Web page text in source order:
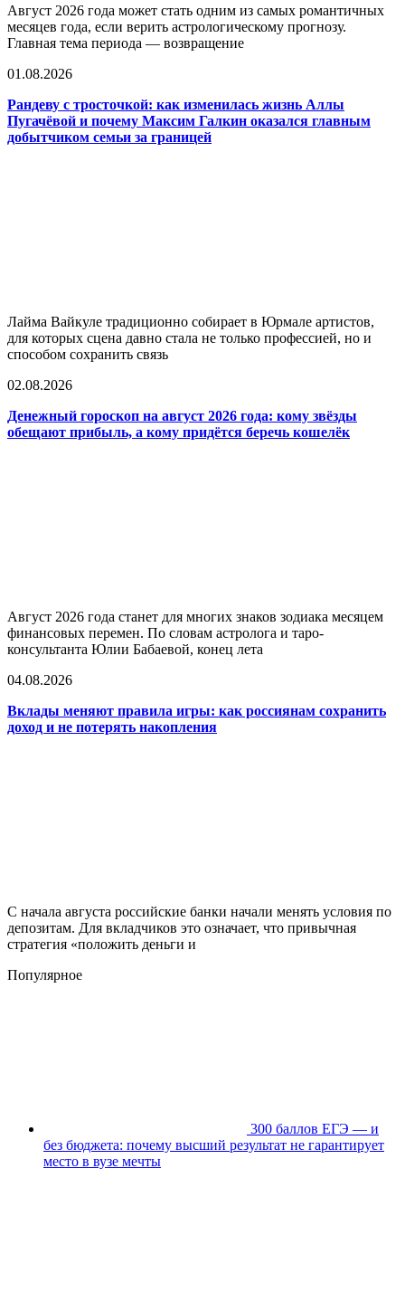
Август 2026 года может стать одним из самых романтичных
месяцев года, если верить астрологическому прогнозу.
Главная тема периода — возвращение
01.08.2026
Рандеву с тросточкой: как изменилась жизнь Аллы
Пугачёвой и почему Максим Галкин оказался главным
добытчиком семьи за границей
Лайма Вайкуле традиционно собирает в Юрмале артистов,
для которых сцена давно стала не только профессией, но и
способом сохранить связь
02.08.2026
Денежный гороскоп на август 2026 года: кому звёзды
обещают прибыль, а кому придётся беречь кошелёк
Август 2026 года станет для многих знаков зодиака месяцем
финансовых перемен. По словам астролога и таро-
консультанта Юлии Бабаевой, конец лета
04.08.2026
Вклады меняют правила игры: как россиянам сохранить
доход и не потерять накопления
С начала августа российские банки начали менять условия по
депозитам. Для вкладчиков это означает, что привычная
стратегия «положить деньги и
Популярное
300 баллов ЕГЭ — и
без бюджета: почему высший результат не гарантирует
место в вузе мечты